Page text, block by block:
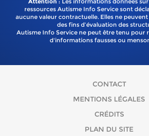
ressources Autisme Info Service sont
aucune valeur contractuelle. Elles ne peuvent
des fins d’évaluation des
Autisme Info Service ne peut être tenu pour
d'informations fausses ou
CONTACT
MENTIONS LÉGALES
CRÉDITS
PLAN DU SITE